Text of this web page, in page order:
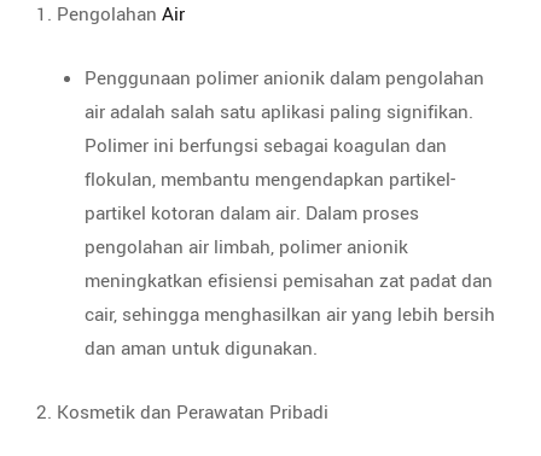
1. Pengolahan Air
Penggunaan polimer anionik dalam pengolahan
air adalah salah satu aplikasi paling signifikan.
Polimer ini berfungsi sebagai koagulan dan
flokulan, membantu mengendapkan partikel-
partikel kotoran dalam air. Dalam proses
pengolahan air limbah, polimer anionik
meningkatkan efisiensi pemisahan zat padat dan
cair, sehingga menghasilkan air yang lebih bersih
dan aman untuk digunakan.
2. Kosmetik dan Perawatan Pribadi